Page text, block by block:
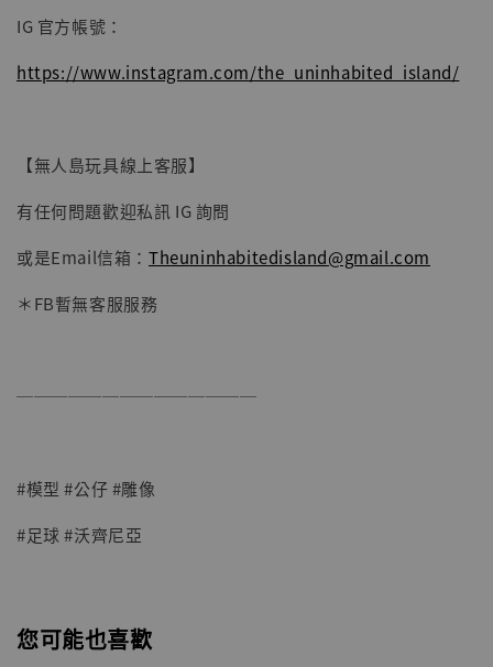
IG 官方帳號：
https://www.instagram.com/the_uninhabited_island/
【無人島玩具線上客服】
有任何問題歡迎私訊 IG 詢問
或是Email信箱： Theuninhabitedisland@gmail.com
＊FB暫無客服服務
──────────────
#模型 #公仔 #雕像
#足球 #沃齊尼亞
您可能也喜歡